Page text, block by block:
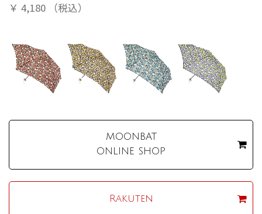
￥ 4,180 （税込）
MOONBAT
ONLINE SHOP
Rakuten